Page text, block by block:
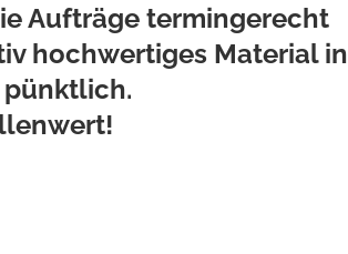
Aufträge termingerecht
hochwertiges Material in
pünktlich.